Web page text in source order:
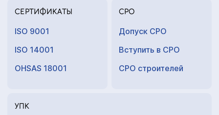
СЕРТИФИКАТЫ
ISO 9001
ISO 14001
OHSAS 18001
СРО
Допуск СРО
Вступить в СРО
СРО строителей
УПК